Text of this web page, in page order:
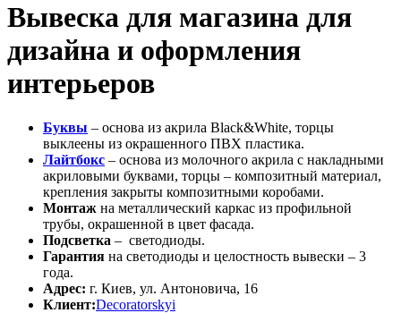
Вывеска для магазина для
дизайна и оформления
интерьеров
Буквы – основа из акрила Black&White, торцы
выклеены из окрашенного ПВХ пластика.
Лайтбокс – основа из молочного акрила с накладными
акриловыми буквами, торцы – композитный материал,
крепления закрыты композитными коробами.
Монтаж на металлический каркас из профильной
трубы, окрашенной в цвет фасада.
Подсветка – светодиоды.
Гарантия на светодиоды и целостность вывески – 3
года.
Адрес: г. Киев, ул. Антоновича, 16
Клиент:Decoratorskyi